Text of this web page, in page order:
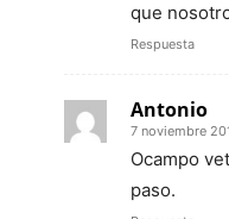
que
Respuesta
Antonio
7 noviembre
Ocampo
paso.